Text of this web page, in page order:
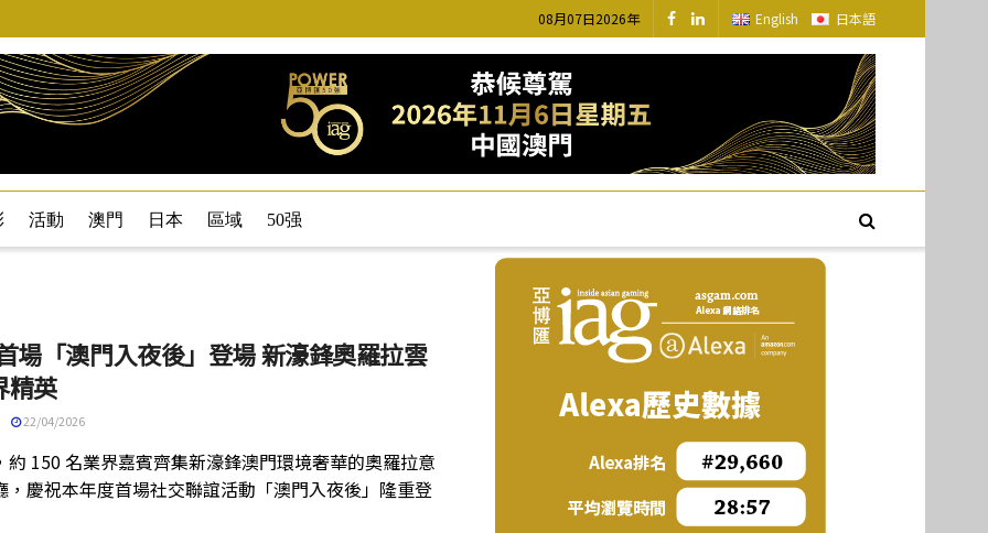
08月07日2026年 English 日本語
活動 澳門 日本 區域 50强
場「澳門入夜後」登場 新濠鋒奧羅拉雲
精英
22/04/2026
約 150 名業界嘉賓齊集新濠鋒澳門環境奢華的奧羅拉意
，慶祝本年度首場社交聯誼活動「澳門入夜後」隆重登